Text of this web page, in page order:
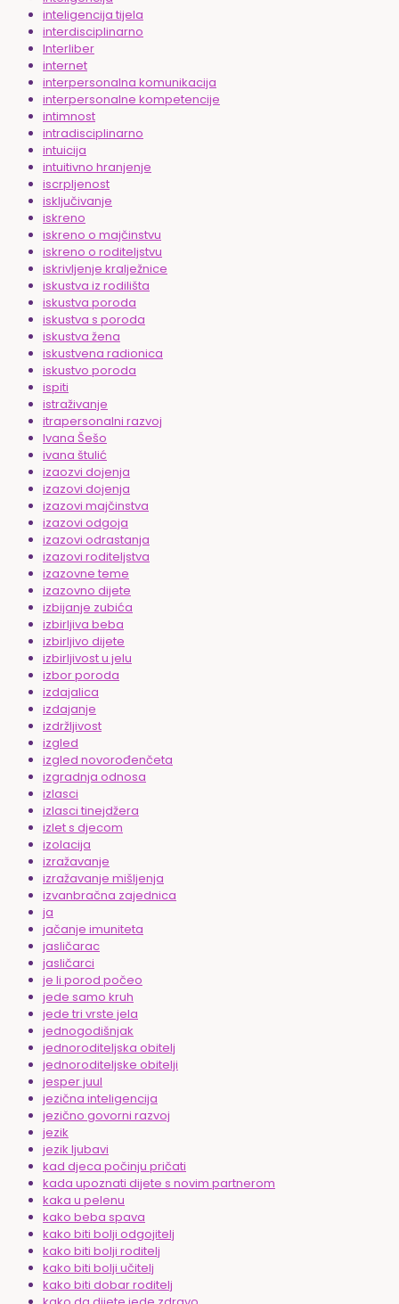
inteligencija tijela
interdisciplinarno
Interliber
internet
interpersonalna komunikacija
interpersonalne kompetencije
intimnost
intradisciplinarno
intuicija
intuitivno hranjenje
iscrpljenost
isključivanje
iskreno
iskreno o majčinstvu
iskreno o roditeljstvu
iskrivljenje kralježnice
iskustva iz rodilišta
iskustva poroda
iskustva s poroda
iskustva žena
iskustvena radionica
iskustvo poroda
ispiti
istraživanje
itrapersonalni razvoj
Ivana Šešo
ivana štulić
izaozvi dojenja
izazovi dojenja
izazovi majčinstva
izazovi odgoja
izazovi odrastanja
izazovi roditeljstva
izazovne teme
izazovno dijete
izbijanje zubića
izbirljiva beba
izbirljivo dijete
izbirljivost u jelu
izbor poroda
izdajalica
izdajanje
izdržljivost
izgled
izgled novorođenčeta
izgradnja odnosa
izlasci
izlasci tinejdžera
izlet s djecom
izolacija
izražavanje
izražavanje mišljenja
izvanbračna zajednica
ja
jačanje imuniteta
jasličarac
jasličarci
je li porod počeo
jede samo kruh
jede tri vrste jela
jednogodišnjak
jednoroditeljska obitelj
jednoroditeljske obitelji
jesper juul
jezična inteligencija
jezično govorni razvoj
jezik
jezik ljubavi
kad djeca počinju pričati
kada upoznati dijete s novim partnerom
kaka u pelenu
kako beba spava
kako biti bolji odgojitelj
kako biti bolji roditelj
kako biti bolji učitelj
kako biti dobar roditelj